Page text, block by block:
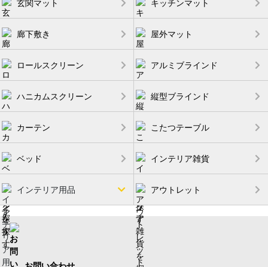
玄関マット キッチンマット
廊下敷き 屋外マット
ロールスクリーン アルミブラインド
ハニカムスクリーン 縦型ブラインド
カーテン こたつテーブル
ベッド インテリア雑貨
インテリア用品 アウトレット